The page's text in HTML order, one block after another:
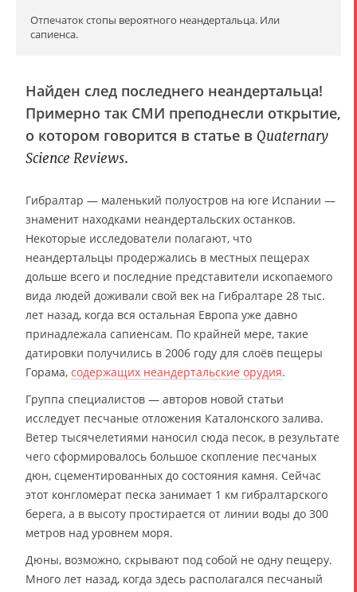
Отпечаток стопы вероятного неандертальца. Или
сапиенса.
Найден след последнего неандертальца!
Примерно так СМИ преподнесли открытие,
о котором говорится в статье в Quaternary
Science Reviews.
Гибралтар — маленький полуостров на юге Испании —
знаменит находками неандертальских останков.
Некоторые исследователи полагают, что
неандертальцы продержались в местных пещерах
дольше всего и последние представители ископаемого
вида людей доживали свой век на Гибралтаре 28 тыс.
лет назад, когда вся остальная Европа уже давно
принадлежала сапиенсам. По крайней мере, такие
датировки получились в 2006 году для слоёв пещеры
Горама, содержащих неандертальские орудия.
Группа специалистов — авторов новой статьи
исследует песчаные отложения Каталонского залива.
Ветер тысячелетиями наносил сюда песок, в результате
чего сформировалось большое скопление песчаных
дюн, сцементированных до состояния камня. Сейчас
этот конгломерат песка занимает 1 км гибралтарского
берега, а в высоту простирается от линии воды до 300
метров над уровнем моря.
Дюны, возможно, скрывают под собой не одну пещеру.
Много лет назад, когда здесь располагался песчаный